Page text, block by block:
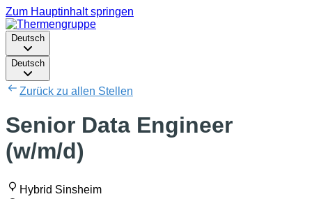
Zum Hauptinhalt springen
Deutsch
Deutsch
Zurück zu allen Stellen
Senior Data Engineer
(w/m/d)
Hybrid Sinsheim